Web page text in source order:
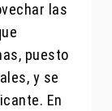
las
puesto
y se
En